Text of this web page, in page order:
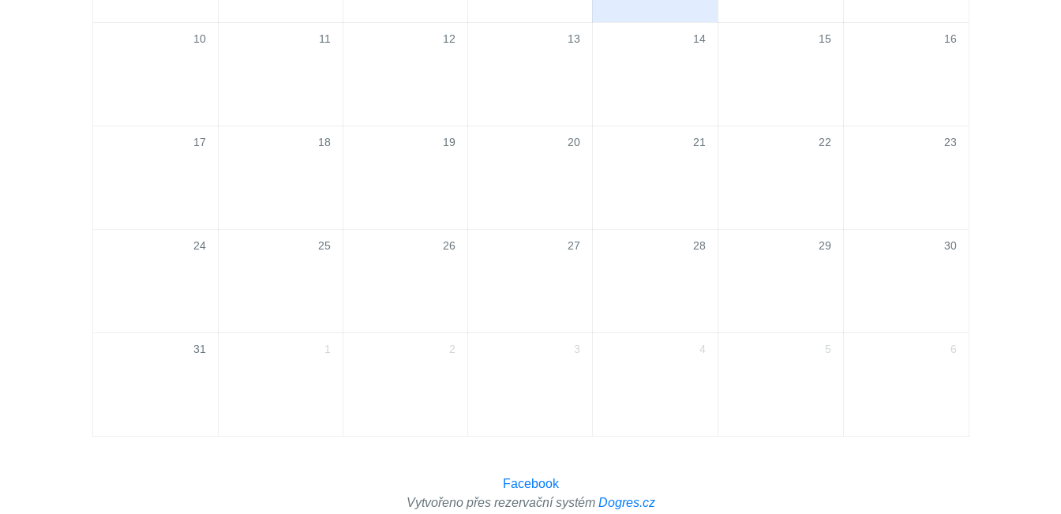
10 11 12 13 14 15 16
17 18 19 20 21 22 23
24 25 26 27 28 29 30
31 1 2 3 4 5 6
Facebook
Vytvořeno přes rezervační systém Dogres.cz